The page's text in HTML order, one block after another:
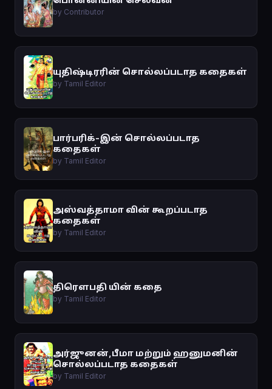
by Contributor
யுதிஷ்டிரரின் சொல்லப்படாத கதைகள்
by Tamil Editor
பார்பரிக்-இன் சொல்லப்படாத
கதைகள்
by Tamil Editor
அஸ்வத்தாமா வின் கூறப்படாத
கதைகள்
by Tamil Editor
திரௌபதி யின் கதை
by Tamil Editor
அர்ஜுனன்,பீமா மற்றும் ஹனுமனின்
சொல்லப்படாத கதைகள்
by Tamil Editor